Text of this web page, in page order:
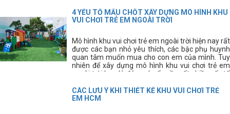
trẻ em ưng ý các bạn cần phải có kinh nghiệm thi
công sân chơi trẻ em.
4 YẾU TỐ MẤU CHỐT XÂY DỰNG MÔ HÌNH KHU
VUI CHƠI TRẺ EM NGOÀI TRỜI
Mô hình khu vui chơi trẻ em ngoài trời hiện nay rất
được các bạn nhỏ yêu thích, các bậc phụ huynh
quan tâm muốn mua cho con em của mình. Tuy
nhiên để xây dựng mô hình khu vui chơi trẻ em
ngoài trời hợp lý, đúng chuẩn cần rất nhiều yếu tố
CÁC LƯU Ý KHI THIẾT KẾ KHU VUI CHƠI TRẺ
EM HCM